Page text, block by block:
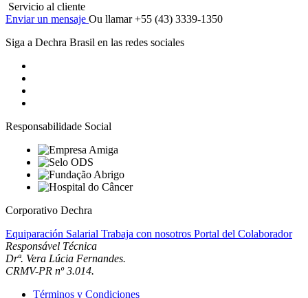
Servicio al cliente
Enviar un mensaje Ou llamar +55 (43) 3339-1350
Siga a Dechra Brasil en las redes sociales
Responsabilidade Social
Corporativo Dechra
Equiparación Salarial Trabaja con nosotros Portal del Colaborador
Responsável Técnica
Drª. Vera Lúcia Fernandes.
CRMV-PR nº 3.014.
Términos y Condiciones